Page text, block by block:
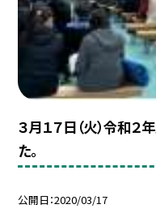
３月１７日（火）令和
た。
公開日 2020/03/17